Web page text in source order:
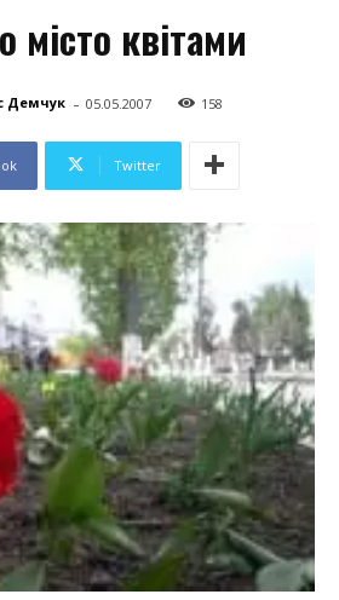
місто квітами
Демчук - 05.05.2007 158
Twitter